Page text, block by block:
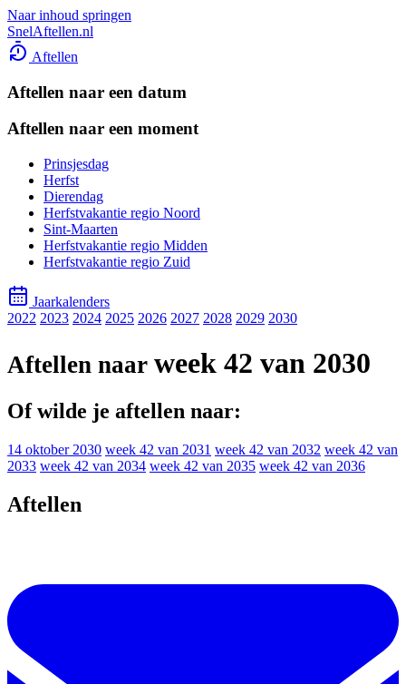
Naar inhoud springen
SnelAftellen.nl
Aftellen
Aftellen naar een datum
Aftellen naar een moment
Prinsjesdag
Herfst
Dierendag
Herfstvakantie regio Noord
Sint-Maarten
Herfstvakantie regio Midden
Herfstvakantie regio Zuid
Jaarkalenders
2022 2023 2024 2025 2026 2027 2028 2029 2030
Aftellen naar week 42 van 2030
Of wilde je aftellen naar:
14 oktober 2030 week 42 van 2031 week 42 van 2032 week 42 van
2033 week 42 van 2034 week 42 van 2035 week 42 van 2036
Aftellen